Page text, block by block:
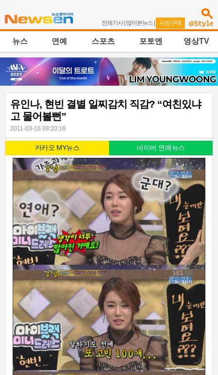
전체기사| 많이본뉴스 | 사진구매
뉴스 연예 스포츠 포토엔 영상TV
유인나, 현빈 결별 일찌감치 직감? “여친있냐
고 물어볼뻔”
2011-03-16 08:20:16
카카오 MY뉴스 네이버 연예뉴스